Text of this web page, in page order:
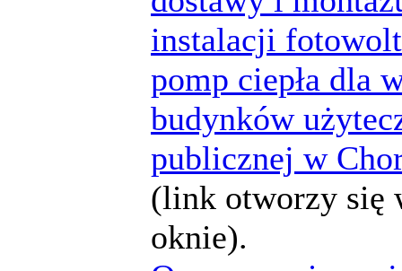
instalacji
pomp ciepła dla
budynków
publicznej w
(link otworzy się
oknie).